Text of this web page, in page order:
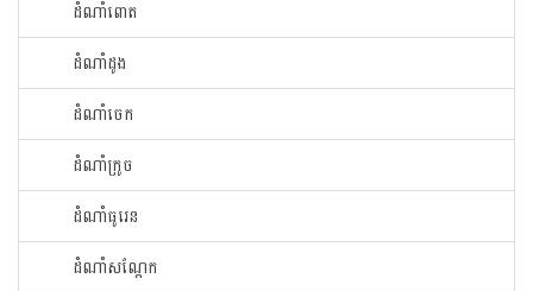
ដំណាំ​ពោត​
ដំណាំ​ដូង​
ដំណាំ​ចេក​
ដំណាំក្រូច​
ដំណាំ​ធូរេន​
ដំណាំ​សណ្ដែក​